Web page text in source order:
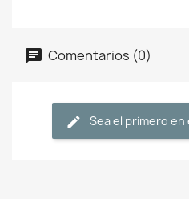
Comentarios (0)
Sea el primero